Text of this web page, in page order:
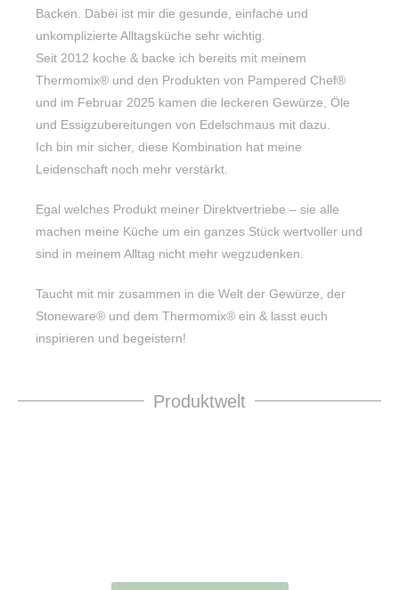
Backen. Dabei ist mir die gesunde, einfache und
unkomplizierte Alltagsküche sehr wichtig.
Seit 2012 koche & backe ich bereits mit meinem
Thermomix® und den Produkten von Pampered Chef®
und im Februar 2025 kamen die leckeren Gewürze, Öle
und Essigzubereitungen von Edelschmaus mit dazu.
Ich bin mir sicher, diese Kombination hat meine
Leidenschaft noch mehr verstärkt.
Egal welches Produkt meiner Direktvertriebe – sie alle
machen meine Küche um ein ganzes Stück wertvoller und
sind in meinem Alltag nicht mehr wegzudenken.
Taucht mit mir zusammen in die Welt der Gewürze, der
Stoneware® und dem Thermomix® ein & lasst euch
inspirieren und begeistern!
Produktwelt